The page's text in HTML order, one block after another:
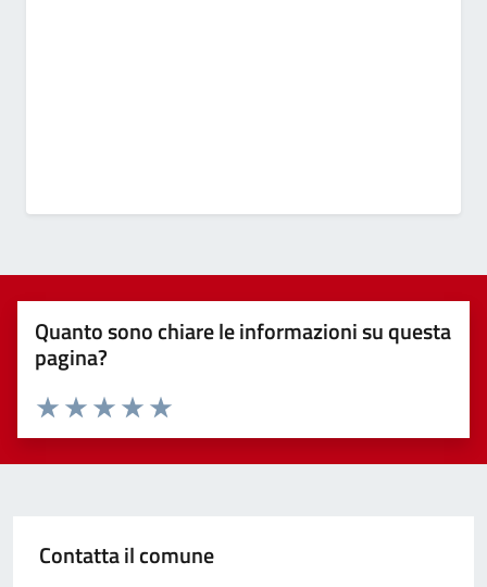
Quanto sono chiare le informazioni su questa
pagina?
Valuta 5 stelle su 5
Valuta 4 stelle su 5
Valuta 3 stelle su 5
Valuta 2 stelle su 5
Valuta 1 stelle su 5
Contatta il comune